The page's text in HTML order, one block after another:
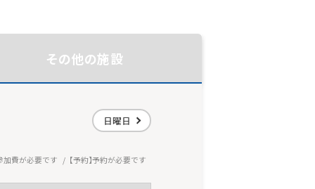
その他の施設
日曜日
加費が必要です 予約 予約が必要です